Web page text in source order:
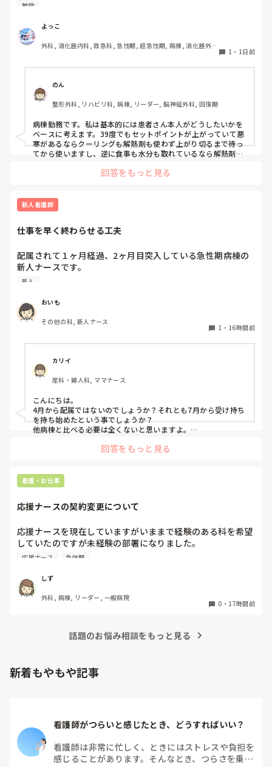
ばかりの患者さんがいるとします。当然、原因がすぐに改善
するわけではないため、解熱剤を使用して一時的に解熱して
も、効果が切れれば再度発熱する可能性があります。
特に高齢者の場合、
・高熱が持続することで代謝・酸素消費量が増え、循環・呼
吸への負担や体力消耗につながる
・一方で、解熱剤で一度下がったあと再び発熱すると、悪寒
やシバリングを伴うこともあり、体温が上下する過程自体も
負担になる
という両面があると思っています。
ング」と体温だけで判断するより、苦痛の程度、HR・RR、
見て、発熱による負荷が大きい場合に解熱する方が良いので
はないかと考えています。
また、感染性発熱でセットポイントが上昇している段階、特
んが希望する場合を除いて積極的に行うメリットがあまりな
いのでは？とも感じています。
「解熱剤を使う・使わない」
「クーリングする・しない」
を何を基準に判断していますか？
みたいです。
勉強
よっこ
外科, 消化器内科, 救急科, 急性期, 超急性期, 病棟, 消化器外
1 ・ 1日前
のん
整形外科, リハビリ科, 病棟, リーダー, 脳神経外科, 回復期
病棟勤務です。私は基本的には患者さん本人がどうしたいかを
ベースに考えます。39度でもセットポイントが上がっていて悪
寒があるならクーリングも解熱剤も使わず上がり切るまで待っ
てから使いますし、逆に食事も水分も取れているなら解熱剤は
担になっているようなら速やかに解熱を行います。高齢者の場
その患者さんがどうかとかその時の状況によって対応は様々あ
ると思うので、この場合はこうするみたいなパターン的なもの
回答をもっと見る
新人看護師
仕事を早く終わらせる工夫
配属されて１ヶ月経過、2ヶ月目突入している急性期病棟の
新人ナースです。
他の病棟の同期は4、5人受け持っている中まだ2人しか受け
しかも、2人受け持ちで平均1～3時間は残業しています。3
人目に入れないことに焦りを感じています。
頂きたいです。
新人
おいも
その他の科, 新人ナース
1 ・ 16時間前
カリイ
産科・婦人科, ママナース
こんにちは。
4月から配属ではないのでしょうか？それとも7月から受け持ち
を持ち始めたという事でしょうか？
他病棟と比べる必要は全くないと思いますよ。
まず、同じ病棟の先輩達はどうしていますか？先輩と比較して
す。
前日受け持ちがわかるなら、やりそうな処置等、手順や必要物
まで見学したり、マニュアルをみて先輩から教わってきた事の
これは私が新人時代、先輩に言われたことなのですが「そもそ
も超勤する前提で仕事してるよね？終わらせようとしてるな
ら、その動きにはならないよ。」と。今なら言いたいことがわ
超勤の手当はもらえますか？新人は超勤もらえなかったり、も
らえれば先輩達からブーイングと良いこと無しなので、とにか
く定時過ぎには終わるに限ります。一度先輩に相談しつつ、準
備や予習をして挑みましょう！
回答をもっと見る
看護・お仕事
応援ナースの契約変更について
応援ナースを現在していますがいままで経験のある科を希望
していたのですが未経験の部署になりました。
急性期なのもあって夜勤が不安で日勤のみに変更してもらう
容変更された経験のある方はいますか？
その場合給料も変更になりますか？
応援ナース 急性期
しず
外科, 病棟, リーダー, 一般病院
0 ・ 17時間前
話題のお悩み相談をもっと見る
新着もやもや記事
看護師がつらいと感じたとき、どうすればいい？
看護師は非常に忙しく、ときにはストレスや負担を
感じることがあります。そんなとき、つらさを乗り